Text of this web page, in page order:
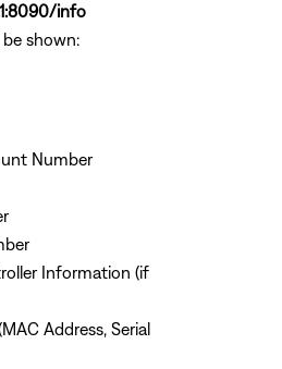
info
shown:
Number
Information (if
Address, Serial